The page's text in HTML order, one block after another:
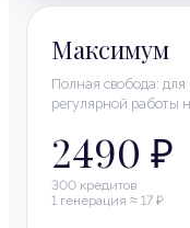
Максимум
Полная свобода:
регулярной работы
2490 ₽
300 кредитов
1 генерация ≈ 17 ₽